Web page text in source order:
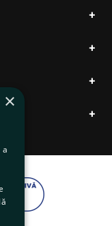
+
+
+
+
×
a